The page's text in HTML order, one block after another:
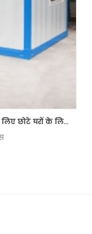
वियोज्य प्रफैब कन्टेनर हाउस कार्यकर्ता शिविर के लिए छोटे घरों के लिए प्रीफैब्रिकेट करता है